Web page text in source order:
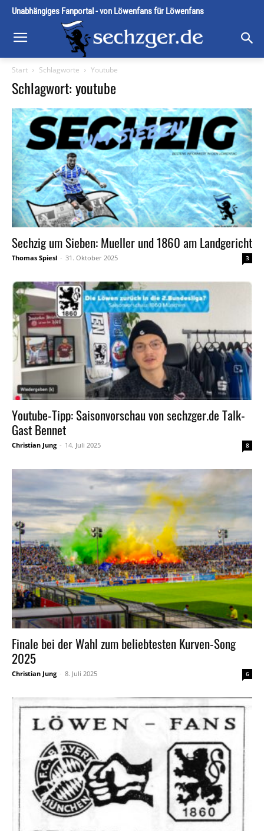
Unabhängiges Fanportal - von Löwenfans für Löwenfans
Start Schlagworte Youtube
Schlagwort: youtube
Sechzig um Sieben: Mueller und 1860 am Landgericht
Thomas Spiesl - 31. Oktober 2025 3
Youtube-Tipp: Saisonvorschau von sechzger.de Talk-
Gast Bennet
Christian Jung - 14. Juli 2025 8
Finale bei der Wahl zum beliebtesten Kurven-Song
2025
Christian Jung - 8. Juli 2025 6